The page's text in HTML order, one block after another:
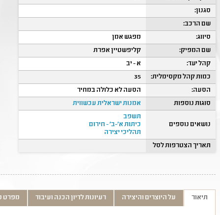
סגנון:
שם הרכב:
סיווג:
מפגש אמן
שם המפיק:
קליפשטיין אפרת
קהל יעד:
א - יב
כמות קהל מקסימלית:
35
הסעה:
הסעה לא כלולה במחיר
סוגות נוספות
אמנות ישראלית עכשווית
נושאים נוספים
תשפב
כיתות א'-ב' - חירום
תהליכי יצירה
תאריך הצטרפות לסל
תיאור על היוצרים והיצירה רעיונות לדיון הכנה ועיבוד מפרט